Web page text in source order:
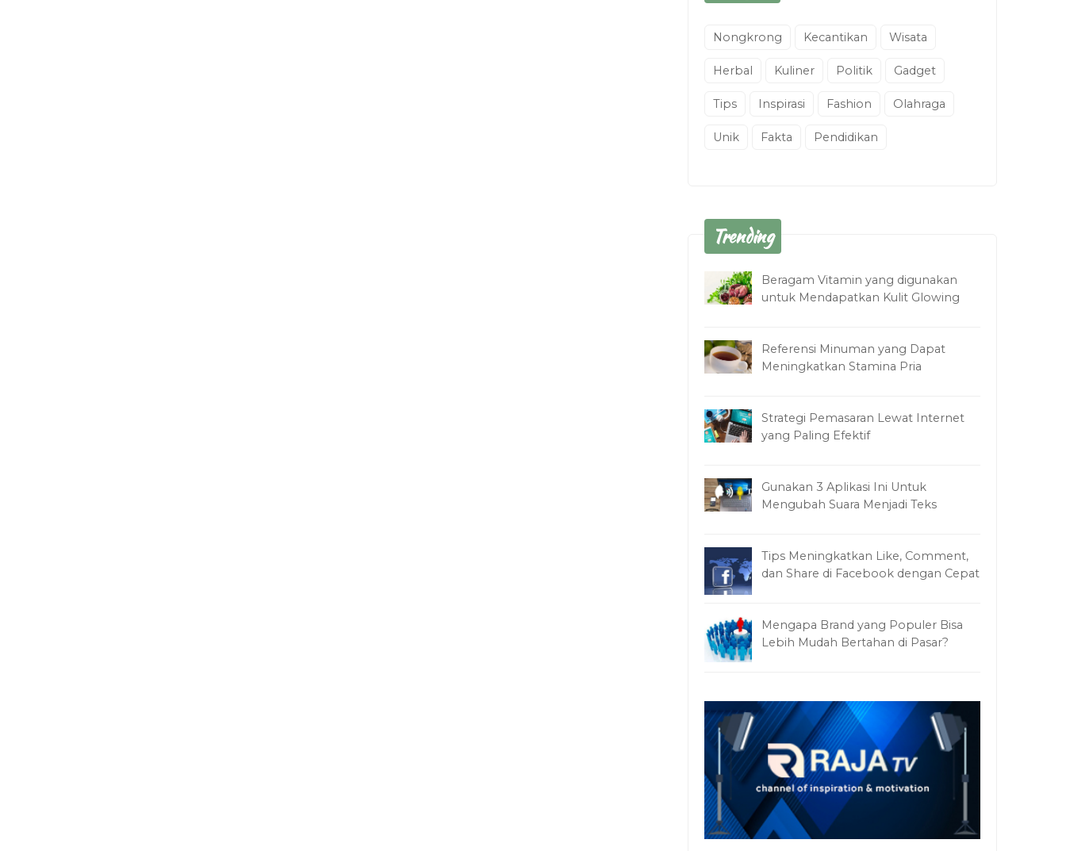
Nongkrong Kecantikan Wisata
Herbal Kuliner Politik Gadget
Tips Inspirasi Fashion Olahraga
Unik Fakta Pendidikan
Trending
Beragam Vitamin yang digunakan
untuk Mendapatkan Kulit Glowing
Referensi Minuman yang Dapat
Meningkatkan Stamina Pria
Strategi Pemasaran Lewat Internet
yang Paling Efektif
Gunakan 3 Aplikasi Ini Untuk
Mengubah Suara Menjadi Teks
Tips Meningkatkan Like, Comment,
dan Share di Facebook dengan Cepat
Mengapa Brand yang Populer Bisa
Lebih Mudah Bertahan di Pasar?